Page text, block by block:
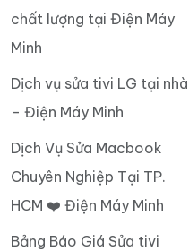
chất lượng tại Điện Máy
Minh
Dịch vụ sửa tivi LG tại nhà
– Điện Máy Minh
Dịch Vụ Sửa Macbook
Chuyên Nghiệp Tại TP.
HCM ❤️ Điện Máy Minh
Bảng Báo Giá Sửa tivi